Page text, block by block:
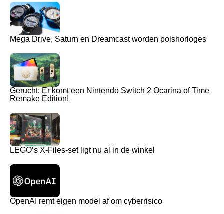
Mega Drive, Saturn en Dreamcast worden polshorloges
Gerucht: Er komt een Nintendo Switch 2 Ocarina of Time
Remake Edition!
LEGO’s X-Files-set ligt nu al in de winkel
OpenAI remt eigen model af om cyberrisico